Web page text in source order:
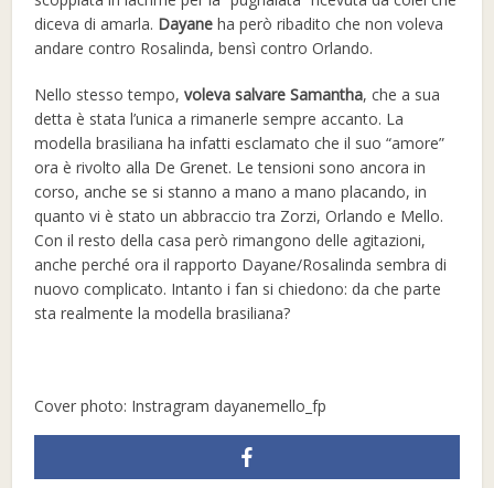
diceva di amarla. Dayane ha però ribadito che non voleva
andare contro Rosalinda, bensì contro Orlando.
Nello stesso tempo,voleva salvare Samantha, che a sua
detta è stata l’unica a rimanerle sempre accanto. La
modella brasiliana ha infatti esclamato che il suo “amore”
ora è rivolto alla De Grenet. Le tensioni sono ancora in
corso, anche se si stanno a mano a mano placando, in
quanto vi è stato un abbraccio tra Zorzi, Orlando e Mello.
Con il resto della casa però rimangono delle agitazioni,
anche perché ora il rapporto Dayane/Rosalinda sembra di
nuovo complicato. Intanto i fan si chiedono: da che parte
sta realmente la modella brasiliana?
Cover photo: Instragram dayanemello_fp